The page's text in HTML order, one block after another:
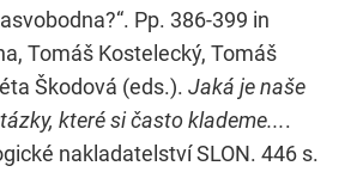
Pp. 386-399 in
Tomáš Kostelecký, Tomáš
Škodová (eds.). Jaká je naše
které si často klademe....
nakladatelství SLON. 446 s.